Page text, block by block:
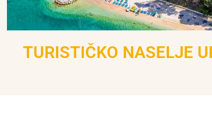
TURISTIČKO NASELJE